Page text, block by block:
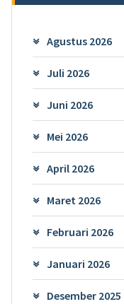
Agustus 2026
Juli 2026
Juni 2026
Mei 2026
April 2026
Maret 2026
Februari 2026
Januari 2026
Desember 2025